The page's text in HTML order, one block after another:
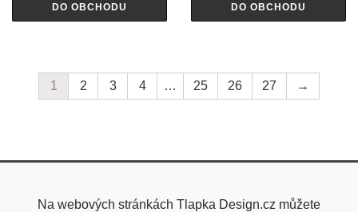
DO OBCHODU DO OBCHODU
1 2 3 4 … 25 26 27 →
Na webových stránkách Tlapka Design.cz můžete